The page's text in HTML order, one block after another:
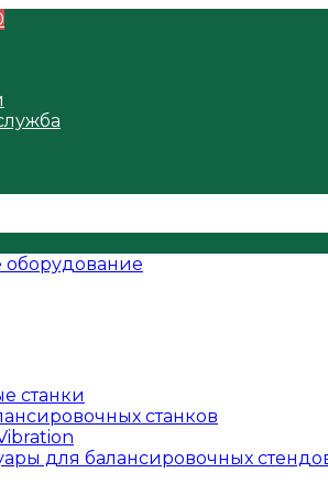
станки
станков
для балансировочных